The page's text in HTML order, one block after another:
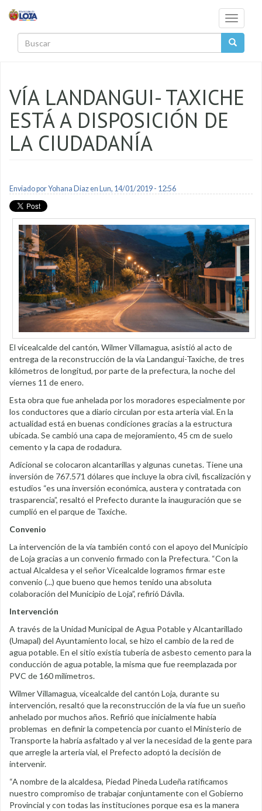
Toggle
VÍA LANDANGUI- TAXICHE
ESTÁ A DISPOSICIÓN DE
LA CIUDADANÍA
Enviado porYohana Diazen Lun, 14/01/2019 - 12:56
El vicealcalde del cantón, Wilmer Villamagua, asistió al acto de
entrega de la reconstrucción de la vía Landangui-Taxiche, de tres
kilómetros de longitud, por parte de la prefectura, la noche del
viernes 11 de enero.
Esta obra que fue anhelada por los moradores especialmente por
los conductores que a diario circulan por esta arteria vial. En la
actualidad está en buenas condiciones gracias a la estructura
ubicada. Se cambió una capa de mejoramiento, 45 cm de suelo
cemento y la capa de rodadura.
Adicional se colocaron alcantarillas y algunas cunetas. Tiene una
inversión de 767.571 dólares que incluye la obra civil, fiscalización y
estudios “es una inversión económica, austera y contratada con
trasparencia”, resaltó el Prefecto durante la inauguración que se
cumplió en el parque de Taxiche.
Convenio
La intervención de la vía también contó con el apoyo del Municipio
de Loja gracias a un convenio firmado con la Prefectura. “Con la
actual Alcaldesa y el señor Vicealcalde logramos firmar este
convenio (...) que bueno que hemos tenido una absoluta
colaboración del Municipio de Loja”, refirió Dávila.
Intervención
A través de la Unidad Municipal de Agua Potable y Alcantarillado
(Umapal) del Ayuntamiento local, se hizo el cambio de la red de
agua potable. En el sitio existía tubería de asbesto cemento para la
conducción de agua potable, la misma que fue reemplazada por
PVC de 160 milímetros.
Wilmer Villamagua, vicealcalde del cantón Loja, durante su
intervención, resaltó que la reconstrucción de la vía fue un sueño
anhelado por muchos años. Refirió que inicialmente había
problemas en definir la competencia por cuanto el Ministerio de
Transporte la habría asfaltado y al ver la necesidad de la gente para
que arregle la arteria vial, el Prefecto adoptó la decisión de
intervenir.
“A nombre de la alcaldesa, Piedad Pineda Ludeña ratificamos
nuestro compromiso de trabajar conjuntamente con el Gobierno
Provincial y con todas las instituciones porque esa es la manera